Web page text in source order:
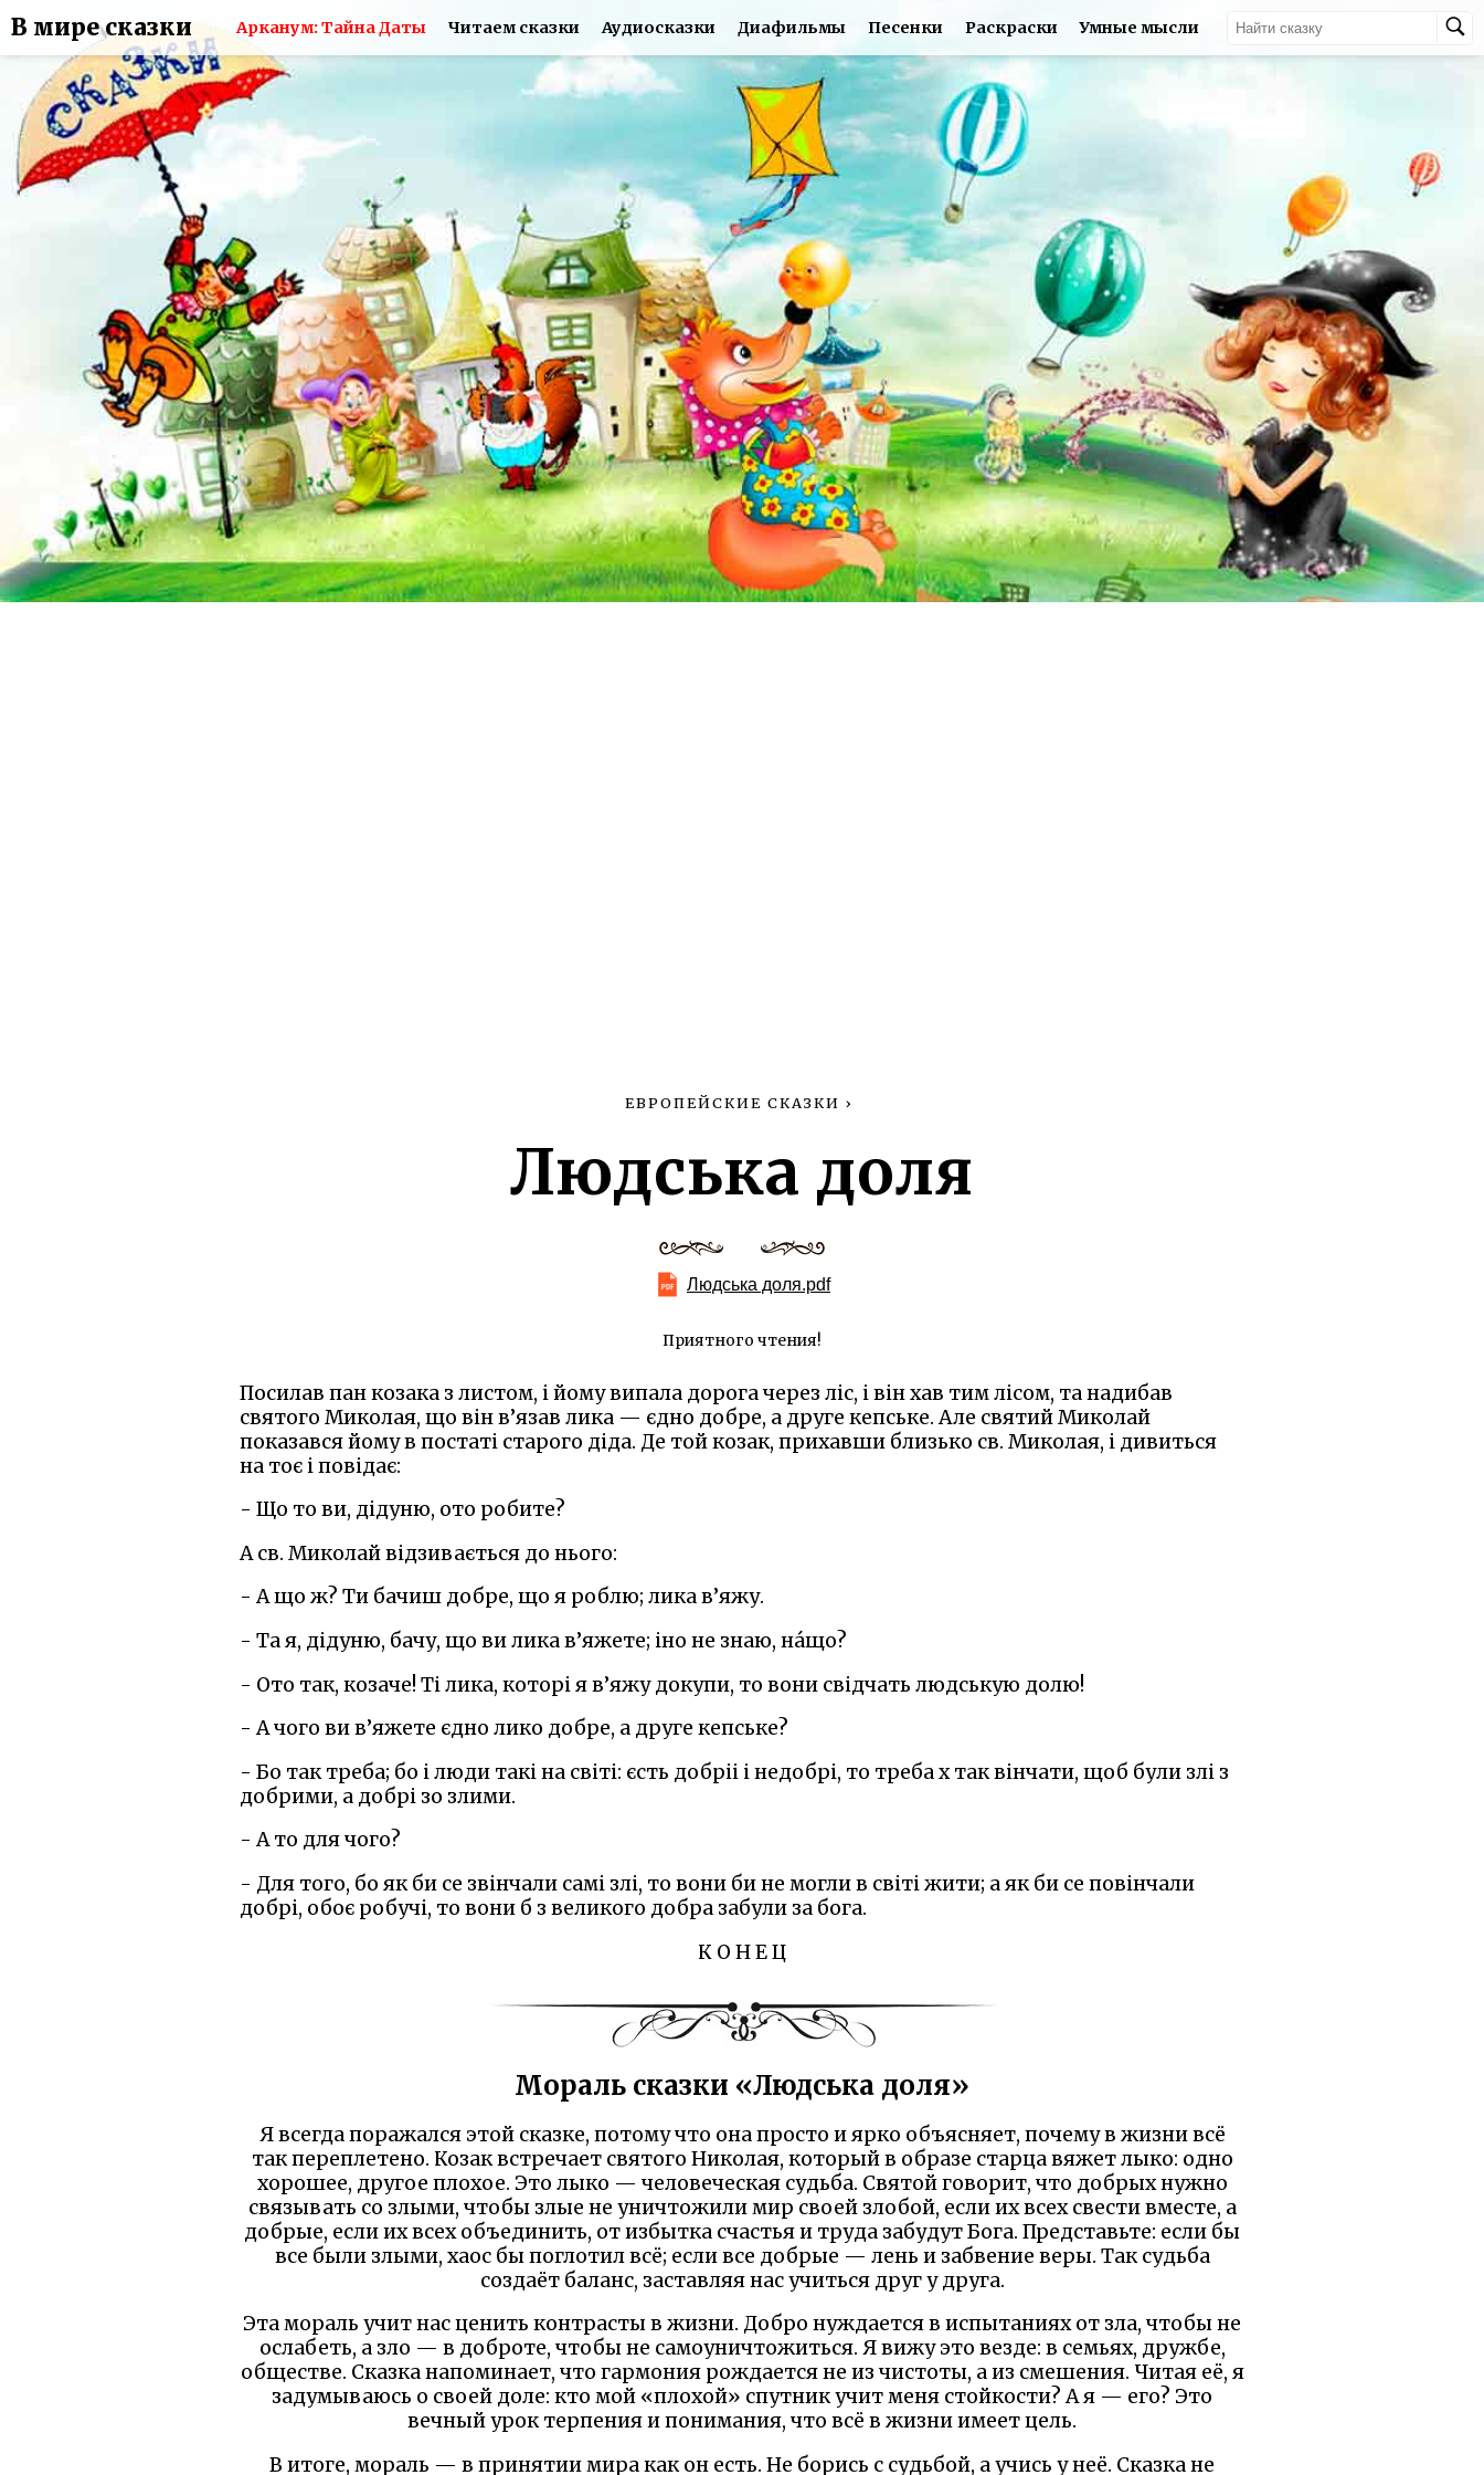
В мире сказки Арканум: Тайна Даты Читаем сказки Аудиосказки Диафильмы Песенки Раскраски Умные мысли
ЕВРОПЕЙСКИЕ СКАЗКИ ›
Людська доля
Людська доля.pdf
Приятного чтения!
Посилав пан козака з листом, і йому випала дорога через ліс, і він хав тим лісом, та надибав
святого Миколая, що він в’язав лика — єдно добре, а друге кепське. Але святий Миколай
показався йому в постаті старого діда. Де той козак, прихавши близько св. Миколая, і дивиться
на тоє і повідає:
- Що то ви, дідуню, ото робите?
А св. Миколай відзивається до нього:
- А що ж? Ти бачиш добре, що я роблю; лика в’яжу.
- Та я, дідуню, бачу, що ви лика в’яжете; іно не знаю, на́що?
- Ото так, козаче! Ті лика, которі я в’яжу докупи, то вони свідчать людськую долю!
- А чого ви в’яжете єдно лико добре, а друге кепське?
- Бо так треба; бо і люди такі на світі: єсть добріі і недобрі, то треба х так вінчати, щоб були злі з
добрими, а добрі зо злими.
- А то для чого?
- Для того, бо як би се звінчали самі злі, то вони би не могли в світі жити; а як би се повінчали
добрі, обоє робучі, то вони б з великого добра забули за бога.
К О Н Е Ц
Мораль сказки «Людська доля»
Я всегда поражался этой сказке, потому что она просто и ярко объясняет, почему в жизни всё
так переплетено. Козак встречает святого Николая, который в образе старца вяжет лыко: одно
хорошее, другое плохое. Это лыко — человеческая судьба. Святой говорит, что добрых нужно
связывать со злыми, чтобы злые не уничтожили мир своей злобой, если их всех свести вместе, а
добрые, если их всех объединить, от избытка счастья и труда забудут Бога. Представьте: если бы
все были злыми, хаос бы поглотил всё; если все добрые — лень и забвение веры. Так судьба
создаёт баланс, заставляя нас учиться друг у друга.
Эта мораль учит нас ценить контрасты в жизни. Добро нуждается в испытаниях от зла, чтобы не
ослабеть, а зло — в доброте, чтобы не самоуничтожиться. Я вижу это везде: в семьях, дружбе,
обществе. Сказка напоминает, что гармония рождается не из чистоты, а из смешения. Читая её, я
задумываюсь о своей доле: кто мой «плохой» спутник учит меня стойкости? А я — его? Это
вечный урок терпения и понимания, что всё в жизни имеет цель.
В итоге, мораль — в принятии мира как он есть. Не борись с судьбой, а учись у неё. Сказка не